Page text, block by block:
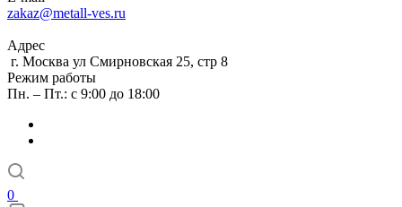
zakaz@metall-ves.ru
Адрес
г. Москва ул Смирновская 25, стр 8
Режим работы
Пн. – Пт.: с 9:00 до 18:00
0